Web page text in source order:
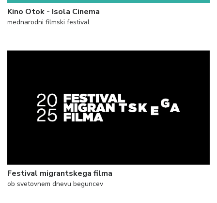
Kino Otok - Isola Cinema
mednarodni filmski festival
Festival migrantskega filma
ob svetovnem dnevu beguncev